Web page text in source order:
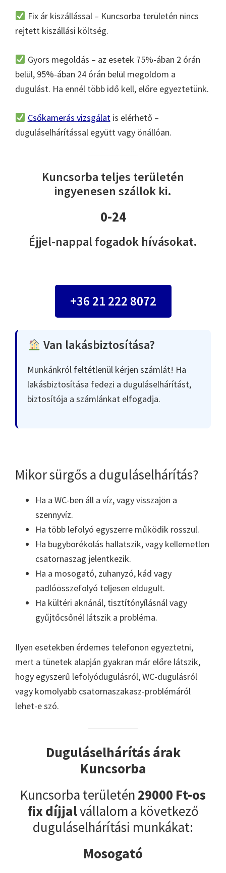
Fix ár kiszállással – Kuncsorba területén nincs
rejtett kiszállási költség.
Gyors megoldás – az esetek 75%-ában 2 órán
belül, 95%-ában 24 órán belül megoldom a
dugulást. Ha ennél több idő kell, előre egyeztetünk.
Csőkamerás vizsgálatis elérhető –
duguláselhárítással együtt vagy önállóan.
Kuncsorba teljes területén
ingyenesen szállok ki.
0-24
Éjjel-nappal fogadok hívásokat.
+36 21 222 8072
Van lakásbiztosítása?
Munkánkról feltétlenül kérjen számlát! Ha
lakásbiztosítása fedezi a duguláselhárítást,
biztosítója a számlánkat elfogadja.
Mikor sürgős a duguláselhárítás?
Ha a WC-ben áll a víz, vagy visszajön a
szennyvíz.
Ha több lefolyó egyszerre működik rosszul.
Ha bugyborékolás hallatszik, vagy kellemetlen
csatornaszag jelentkezik.
Ha a mosogató, zuhanyzó, kád vagy
padlóösszefolyó teljesen eldugult.
Ha kültéri aknánál, tisztítónyílásnál vagy
gyűjtőcsőnél látszik a probléma.
Ilyen esetekben érdemes telefonon egyeztetni,
mert a tünetek alapján gyakran már előre látszik,
hogy egyszerű lefolyódugulásról, WC-dugulásról
vagy komolyabb csatornaszakasz-problémáról
lehet-e szó.
Duguláselhárítás árak
Kuncsorba
Kuncsorba területén 29000 Ft-os
fix díjjalvállalom a következő
duguláselhárítási munkákat:
Mosogató